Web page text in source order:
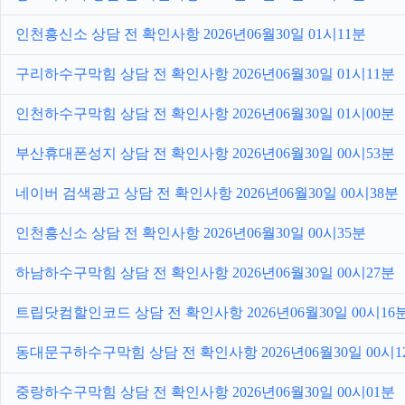
인천흥신소 상담 전 확인사항 2026년06월30일 01시11분
구리하수구막힘 상담 전 확인사항 2026년06월30일 01시11분
인천하수구막힘 상담 전 확인사항 2026년06월30일 01시00분
부산휴대폰성지 상담 전 확인사항 2026년06월30일 00시53분
네이버 검색광고 상담 전 확인사항 2026년06월30일 00시38분
인천흥신소 상담 전 확인사항 2026년06월30일 00시35분
하남하수구막힘 상담 전 확인사항 2026년06월30일 00시27분
트립닷컴할인코드 상담 전 확인사항 2026년06월30일 00시16
동대문구하수구막힘 상담 전 확인사항 2026년06월30일 00시
중랑하수구막힘 상담 전 확인사항 2026년06월30일 00시01분